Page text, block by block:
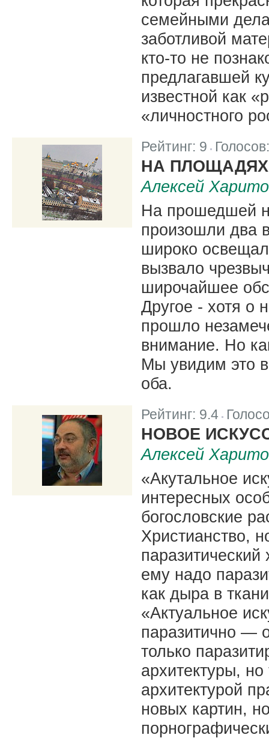
семейными
заботливой
кто-то не
предлагавшей
известной как
«личностного
Рейтинг: 9 |
НА
Алексей
На прошедшей
произошли два
широко
вызвало
широчайшее
Другое - хотя о
прошло
внимание. Но
Мы увидим это
оба.
Рейтинг: 9.4 |
НОВОЕ
Алексей
«Акутальное
интересных
богословские
Христианство,
ему надо
как дыра в
«Актуальное
паразитично —
только
архитектуры, но
архитектурой
новых картин,